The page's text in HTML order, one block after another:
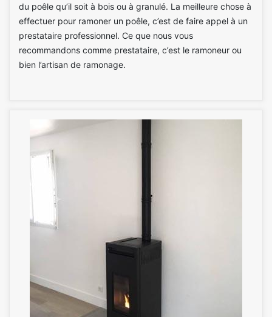
du poêle qu’il soit à bois ou à granulé. La meilleure chose à
effectuer pour ramoner un poêle, c’est de faire appel à un
prestataire professionnel. Ce que nous vous
recommandons comme prestataire, c’est le ramoneur ou
bien l’artisan de ramonage.